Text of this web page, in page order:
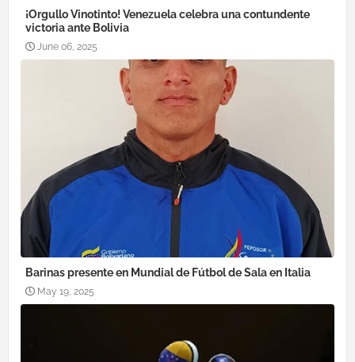
¡Orgullo Vinotinto! Venezuela celebra una contundente
victoria ante Bolivia
June 06, 2025
Barinas presente en Mundial de Fútbol de Sala en Italia
May 19, 2025